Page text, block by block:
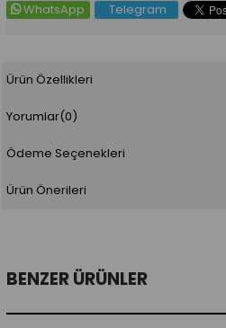
WhatsApp Telegram
Ürün Özellikleri
Yorumlar(0)
Ödeme Seçenekleri
Ürün Önerileri
BENZER ÜRÜNLER